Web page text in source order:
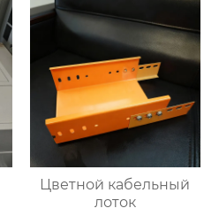
Цветной кабельный
лоток